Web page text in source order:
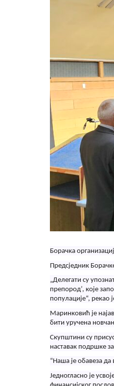
Борачка
Предсједник
„Делегати су
препород’, које
популације“, рекао
Маринковић је
бити уручена
Скупштини су
наставак подршке
“Наша је обавеза
Једногласно је